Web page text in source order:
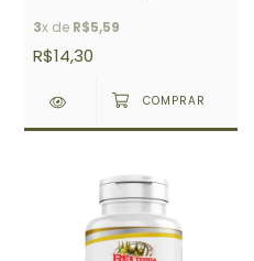
3x de R$5,59
R$14,30